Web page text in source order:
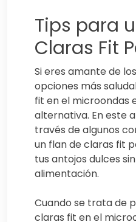
Tips para
Claras Fit
Si eres amante de
opciones más
fit en el microondas
alternativa. En este
través de algunos
un flan de claras fit
tus antojos dulces
alimentación.
Cuando se trata de
claras fit en el